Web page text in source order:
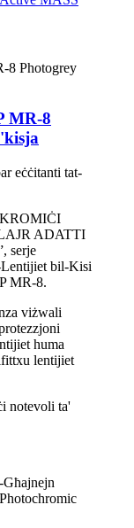
MR-8
eċċitanti tat-
ADATTI
serje
bil-Kisi
MR-8.
viżwali
huma
lentijiet
notevoli ta'